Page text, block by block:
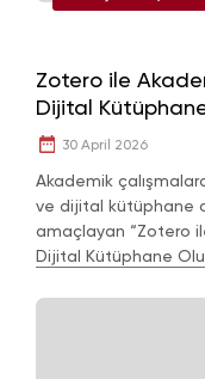
Zotero ile
Dijital
30 April 2026
Akademik
ve dijital kütüphane
amaçlayan “Zotero
Dijital Kütüphane